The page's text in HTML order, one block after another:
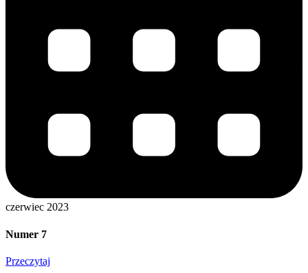
czerwiec 2023
Numer 7
Przeczytaj